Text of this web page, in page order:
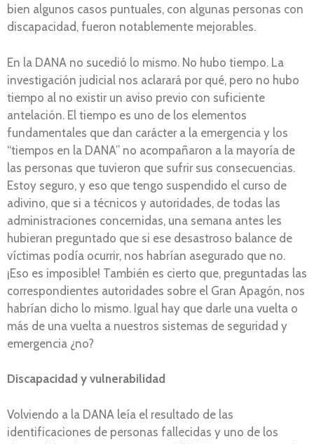
bien algunos casos puntuales, con algunas personas con
discapacidad, fueron notablemente mejorables.
En la DANA no sucedió lo mismo. No hubo tiempo. La
investigación judicial nos aclarará por qué, pero no hubo
tiempo al no existir un aviso previo con suficiente
antelación. El tiempo es uno de los elementos
fundamentales que dan carácter a la emergencia y los
“tiempos en la DANA” no acompañaron a la mayoría de
las personas que tuvieron que sufrir sus consecuencias.
Estoy seguro, y eso que tengo suspendido el curso de
adivino, que si a técnicos y autoridades, de todas las
administraciones concernidas, una semana antes les
hubieran preguntado que si ese desastroso balance de
víctimas podía ocurrir, nos habrían asegurado que no.
¡Eso es imposible! También es cierto que, preguntadas las
correspondientes autoridades sobre el Gran Apagón, nos
habrían dicho lo mismo. Igual hay que darle una vuelta o
más de una vuelta a nuestros sistemas de seguridad y
emergencia ¿no?
Discapacidad y vulnerabilidad
Volviendo a la DANA leía el resultado de las
identificaciones de personas fallecidas y uno de los